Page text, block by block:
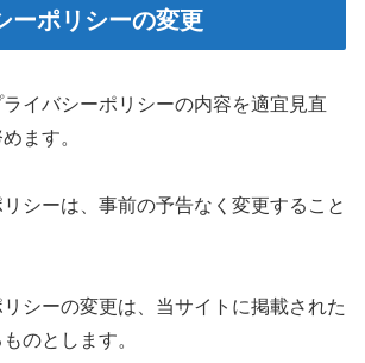
ーポリシーの変更
イバシーポリシーの内容を適宜見直
ます。
シーは、事前の予告なく変更すること
シーの変更は、当サイトに掲載された
のとします。